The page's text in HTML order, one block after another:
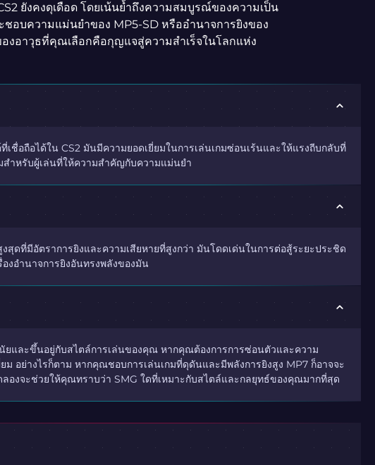
ยังคงดุเดือด โดยเน้นย้ำถึงความสมบูรณ์ของความเป็น
อบความแม่นยำของ MP5-SD หรืออำนาจการยิงของ
งอาวุธที่คุณเลือกคือกุญแจสู่ความสำเร็จในโลกแห่ง
เชื่อถือได้ใน CS2 มันมีความยอดเยี่ยมในการเล่นเกมซ่อนเร้นและให้แรงถีบกลับที่
สำหรับผู้เล่นที่ให้ความสำคัญกับความแม่นยำ
ดที่มีอัตราการยิงและความเสียหายที่สูงกว่า มันโดดเด่นในการต่อสู้ระยะประชิด
งอำนาจการยิงอันทรงพลังของมัน
และขึ้นอยู่กับสไตล์การเล่นของคุณ หากคุณต้องการการซ่อนตัวและความ
ม อย่างไรก็ตาม หากคุณชอบการเล่นเกมที่ดุดันและมีพลังการยิงสูง MP7 ก็อาจจะ
องจะช่วยให้คุณทราบว่า SMG ใดที่เหมาะกับสไตล์และกลยุทธ์ของคุณมากที่สุด